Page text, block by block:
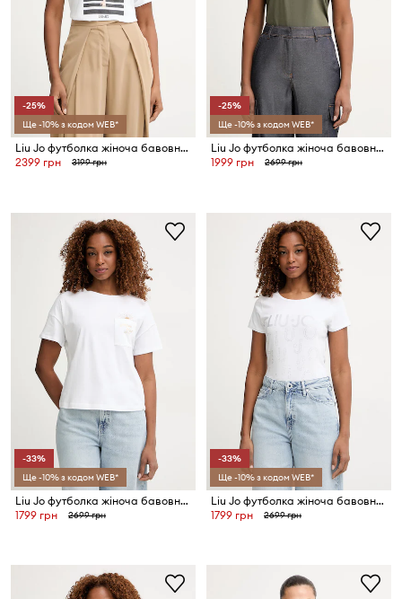
-25%
Ще -10% з кодом WEB*
Liu Jo футболка жіноча бавовняна з еластаном
2399 грн
3199 грн
-25%
Ще -10% з кодом WEB*
Liu Jo футболка жіноча бавовняна
1999 грн
2699 грн
-33%
Ще -10% з кодом WEB*
Liu Jo футболка жіноча бавовняна
1799 грн
2699 грн
-33%
Ще -10% з кодом WEB*
Liu Jo футболка жіноча бавовняна з еластаном
1799 грн
2699 грн